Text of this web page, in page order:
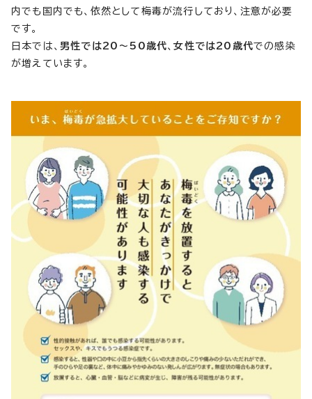
内でも国内でも、依然として梅毒が流行しており、注意が必要
です。
日本では、 男性では20～50歳代、女性では20歳代での感染
が増えています。